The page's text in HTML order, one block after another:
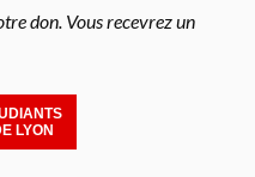
don. Vous recevrez un
LYON